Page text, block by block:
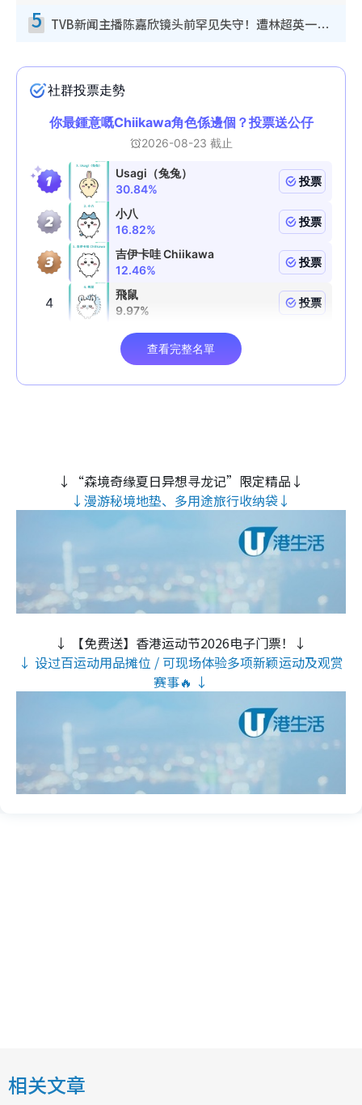
5 TVB新闻主播陈嘉欣镜头前罕见失守！遭林超英一句话突袭吓坏当场大笑
↓“森境奇缘夏日异想寻龙记”限定精品↓
↓漫游秘境地垫、多用途旅行收纳袋↓
↓ 【免费送】香港运动节2026电子门票！↓
↓ 设过百运动用品摊位 / 可现场体验多项新颖运动及观赏
赛事🔥 ↓
相关文章